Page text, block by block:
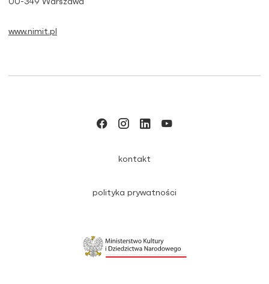
00-349 Warszawa
www.nimit.pl
kontakt
polityka prywatności